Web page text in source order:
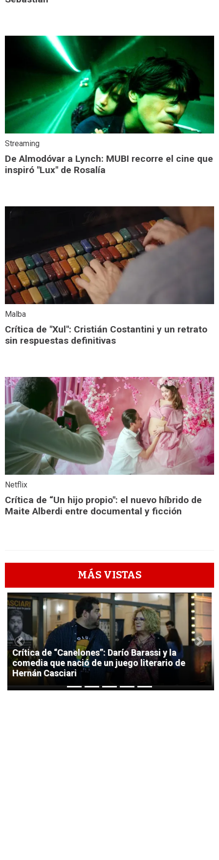
Streaming
De Almodóvar a Lynch: MUBI recorre el cine que
inspiró "Lux" de Rosalía
Malba
Crítica de "Xul": Cristián Costantini y un retrato
sin respuestas definitivas
Netflix
Crítica de “Un hijo propio": el nuevo híbrido de
Maite Alberdi entre documental y ficción
MÁS VISTAS
1
Crítica de “Canelones”: Darío Barassi y la
comedia que nació de un juego literario de
Hernán Casciari
Previous Next